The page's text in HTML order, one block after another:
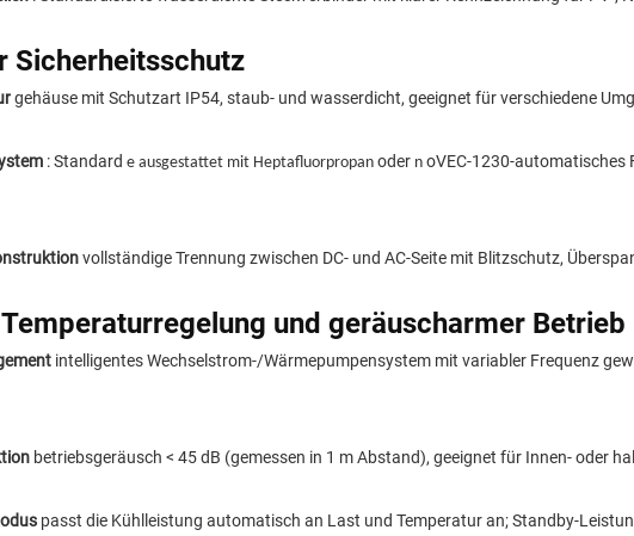
Sicherheitsschutz
gehäuse mit Schutzart IP54, staub- und wasserdicht, geeignet für verschiedene
: Standard e ausgestattet mit Heptafluorpropan oder n oVEC-1230-automatisches
vollständige Trennung zwischen DC- und AC-Seite mit Blitzschutz,
und geräuscharmer Betrieb
intelligentes Wechselstrom-/Wärmepumpensystem mit variabler Frequenz
betriebsgeräusch < 45 dB (gemessen in 1 m Abstand), geeignet für Innen- oder
passt die Kühlleistung automatisch an Last und Temperatur an; Standby-